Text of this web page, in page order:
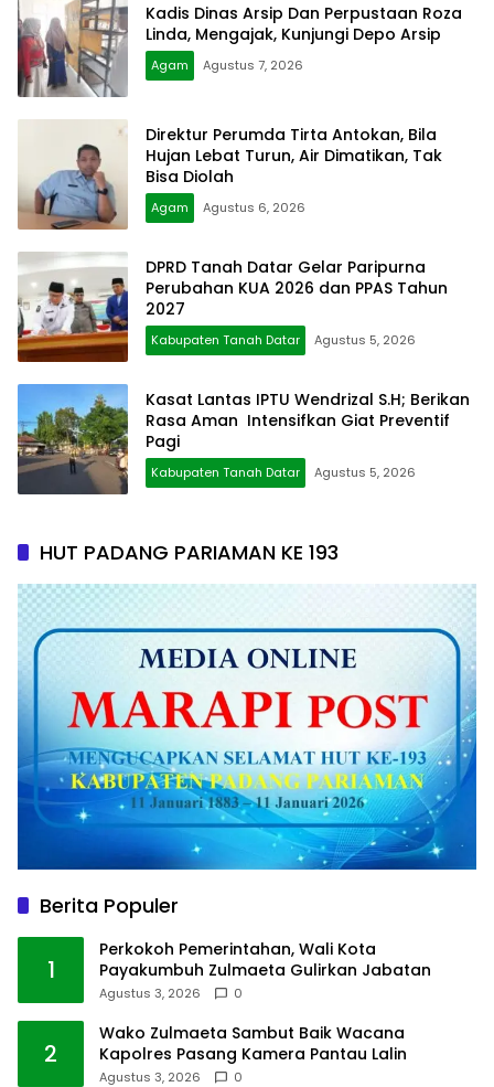
Kadis Dinas Arsip Dan Perpustaan Roza
Linda, Mengajak, Kunjungi Depo Arsip
Agam Agustus 7, 2026
Direktur Perumda Tirta Antokan, Bila
Hujan Lebat Turun, Air Dimatikan, Tak
Bisa Diolah
Agam Agustus 6, 2026
DPRD Tanah Datar Gelar Paripurna
Perubahan KUA 2026 dan PPAS Tahun
2027
Kabupaten Tanah Datar Agustus 5, 2026
Kasat Lantas IPTU Wendrizal S.H; Berikan
Rasa Aman Intensifkan Giat Preventif
Pagi
Kabupaten Tanah Datar Agustus 5, 2026
HUT PADANG PARIAMAN KE 193
Berita Populer
1
Perkokoh Pemerintahan, Wali Kota
Payakumbuh Zulmaeta Gulirkan Jabatan
Agustus 3, 2026 0
2
Wako Zulmaeta Sambut Baik Wacana
Kapolres Pasang Kamera Pantau Lalin
Agustus 3, 2026 0